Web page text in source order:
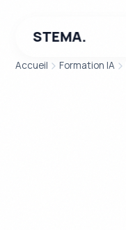
STEMA.
Accueil Formation IA